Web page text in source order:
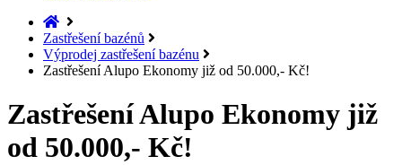
Zastřešení bazénů
Výprodej zastřešení bazénu
Zastřešení Alupo Ekonomy již od 50.000,- Kč!
Zastřešení Alupo Ekonomy již
od 50.000,- Kč!